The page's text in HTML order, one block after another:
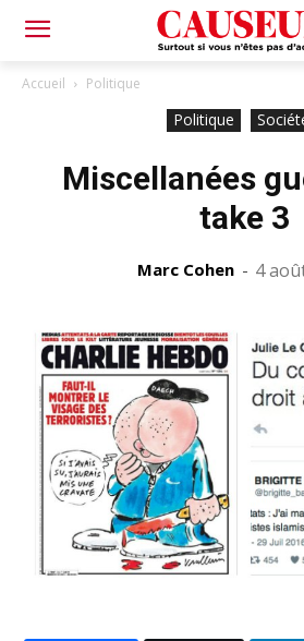
Accueil Politique
Politique
Miscellanées
take 3
Marc Cohen - 4